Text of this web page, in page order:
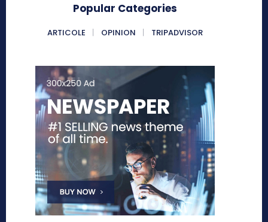
Popular Categories
ARTICOLE OPINION TRIPADVISOR